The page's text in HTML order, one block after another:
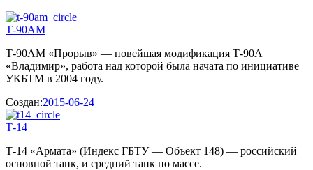
Т-90АМ
Т-90АМ «Прорыв» — новейшая модификация Т-90А
«Владимир», работа над которой была начата по инициативе
УКБТМ в 2004 году.
Создан:2015-06-24
Т-14
Т-14 «Армата» (Индекс ГБТУ — Объект 148) — российский
основной танк, и средний танк по массе.